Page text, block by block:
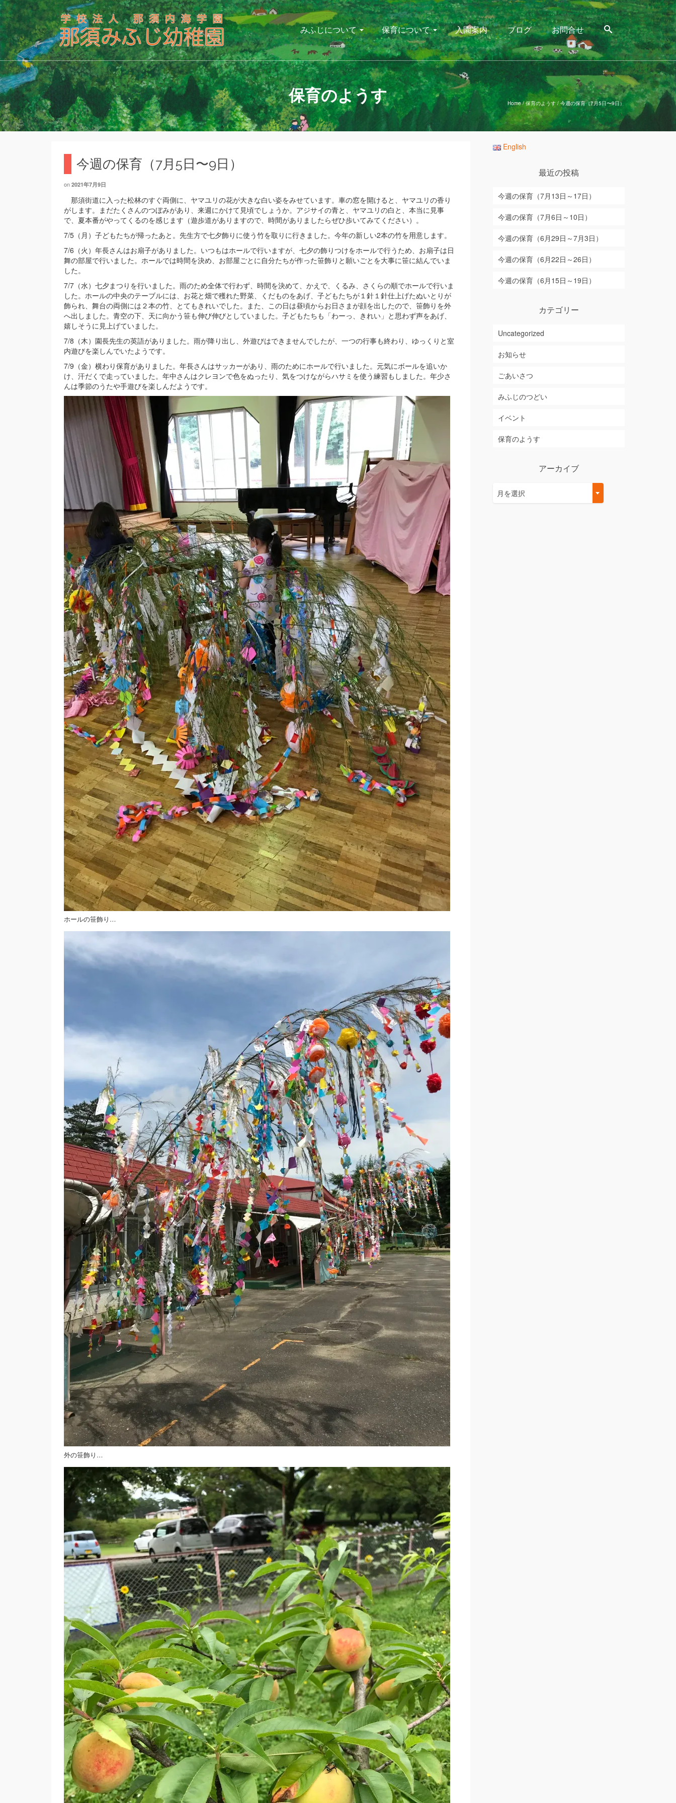
みふじについて 保育について 入園案内 ブログ お問合せ
保育のようす Home / 保育のようす / 今週の保育（7月5日〜9日）
今週の保育（7月5日〜9日）
on 2021年7月9日
那須街道に入った松林のすぐ両側に、ヤマユリの花が大きな白い姿をみせています。車の窓を開けると、ヤマユリの香り
がします。まだたくさんのつぼみがあり、来週にかけて見頃でしょうか。アジサイの青と、ヤマユリの白と、本当に見事
で、夏本番がやってくるのを感じます（遊歩道がありますので、時間がありましたらぜひ歩いてみてください）。
7/5（月）子どもたちが帰ったあと。先生方で七夕飾りに使う竹を取りに行きました。今年の新しい2本の竹を用意します。
7/6（火）年長さんはお扇子がありました。いつもはホールで行いますが、七夕の飾りつけをホールで行うため、お扇子は日
舞の部屋で行いました。ホールでは時間を決め、お部屋ごとに自分たちが作った笹飾りと願いごとを大事に笹に結んでいま
した。
7/7（水）七夕まつりを行いました。雨のため全体で行わず、時間を決めて、かえで、くるみ、さくらの順でホールで行いま
した。ホールの中央のテーブルには、お花と畑で穫れた野菜、くだものをあげ、子どもたちが１針１針仕上げたぬいとりが
飾られ、舞台の両側には２本の竹、とてもきれいでした。また、この日は昼頃からお日さまが顔を出したので、笹飾りを外
へ出しました。青空の下、天に向かう笹も伸び伸びとしていました。子どもたちも「わーっ、きれい」と思わず声をあげ、
嬉しそうに見上げていました。
7/8（木）園長先生の英語がありました。雨が降り出し、外遊びはできませんでしたが、一つの行事も終わり、ゆっくりと室
内遊びを楽しんでいたようです。
7/9（金）横わり保育がありました。年長さんはサッカーがあり、雨のためにホールで行いました。元気にボールを追いか
け、汗だくで走っていました。年中さんはクレヨンで色をぬったり、気をつけながらハサミを使う練習もしました。年少さ
んは季節のうたや手遊びを楽しんだようです。
ホールの笹飾り…
外の笹飾り…
English
最近の投稿
今週の保育（7月13日～17日）
今週の保育（7月6日～10日）
今週の保育（6月29日～7月3日）
今週の保育（6月22日～26日）
今週の保育（6月15日～19日）
カテゴリー
Uncategorized
お知らせ
ごあいさつ
みふじのつどい
イベント
保育のようす
アーカイブ
ー月を選択